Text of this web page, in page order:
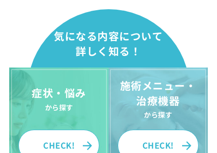
気になる内容について
詳しく知る！
症状・悩み
から探す
CHECK!
施術メニュー・
治療機器
から探す
CHECK!